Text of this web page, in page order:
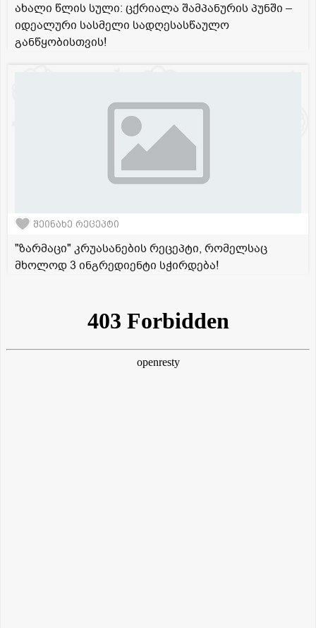
ახალი წლის სული: ცქრიალა შამპანურის პუნში –
იდეალური სასმელი სადღესასწაულო
განწყობისთვის!
შეინახე რეცეპტი
"ზარმაცი" კრუასანების რეცეპტი, რომელსაც
მხოლოდ 3 ინგრედიენტი სჭირდება!